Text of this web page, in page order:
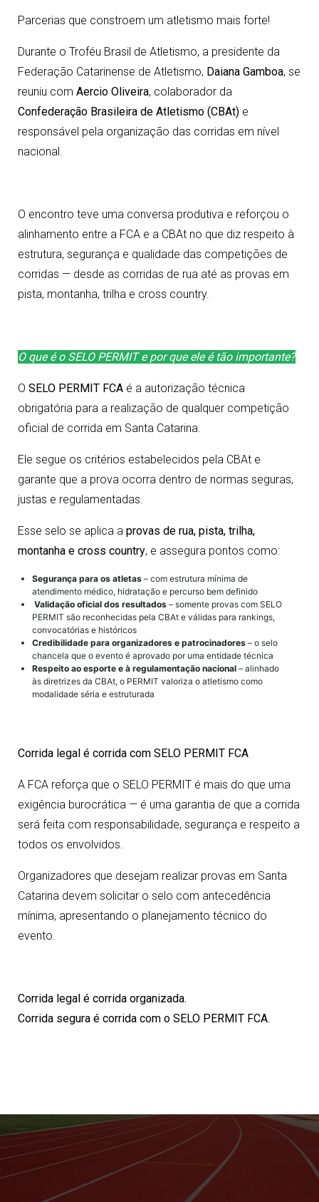
Parcerias que constroem um atletismo mais forte!
Durante o Troféu Brasil de Atletismo, a presidente da
Federação Catarinense de Atletismo, Daiana Gamboa, se
reuniu com Aercio Oliveira, colaborador da
Confederação Brasileira de Atletismo (CBAt) e
responsável pela organização das corridas em nível
nacional.
O encontro teve uma conversa produtiva e reforçou o
alinhamento entre a FCA e a CBAt no que diz respeito à
estrutura, segurança e qualidade das competições de
corridas — desde as corridas de rua até as provas em
pista, montanha, trilha e cross country.
O que é o SELO PERMIT e por que ele é tão importante?
O SELO PERMIT FCA é a autorização técnica
obrigatória para a realização de qualquer competição
oficial de corrida em Santa Catarina.
Ele segue os critérios estabelecidos pela CBAt e
garante que a prova ocorra dentro de normas seguras,
justas e regulamentadas.
Esse selo se aplica a provas de rua, pista, trilha,
montanha e cross country, e assegura pontos como:
Segurança para os atletas – com estrutura mínima de
atendimento médico, hidratação e percurso bem definido
Validação oficial dos resultados – somente provas com SELO
PERMIT são reconhecidas pela CBAt e válidas para rankings,
convocatórias e históricos
Credibilidade para organizadores e patrocinadores – o selo
chancela que o evento é aprovado por uma entidade técnica
Respeito ao esporte e à regulamentação nacional – alinhado
às diretrizes da CBAt, o PERMIT valoriza o atletismo como
modalidade séria e estruturada
Corrida legal é corrida com SELO PERMIT FCA
A FCA reforça que o SELO PERMIT é mais do que uma
exigência burocrática — é uma garantia de que a corrida
será feita com responsabilidade, segurança e respeito a
todos os envolvidos.
Organizadores que desejam realizar provas em Santa
Catarina devem solicitar o selo com antecedência
mínima, apresentando o planejamento técnico do
evento.
Corrida legal é corrida organizada.
Corrida segura é corrida com o SELO PERMIT FCA.